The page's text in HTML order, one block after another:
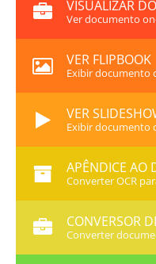
VISUALIZAR
Ver documento
VER FLIPBOOK
Exibir documento
VER
Exibir documento
APÊNDICE AO
Converter OCR
CONVERSOR
Converter